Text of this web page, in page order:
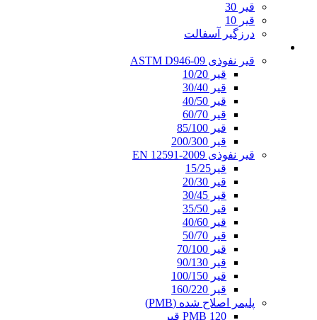
قیر 30
قیر 10
درزگیر آسفالت
قیر نفوذی ASTM D946-09
قیر 10/20
قیر 30/40
قیر 40/50
قیر 60/70
قیر 85/100
قیر 200/300
قیر نفوذی EN 12591-2009
قیر15/25
قیر 20/30
قیر 30/45
قیر 35/50
قیر 40/60
قیر 50/70
قیر 70/100
قیر 90/130
قیر 100/150
قیر 160/220
پلیمر اصلاح شده (PMB)
PMB 120 قیر